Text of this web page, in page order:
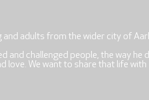
and adults from the wider city of
and challenged people, the way he
love. We want to share that life with